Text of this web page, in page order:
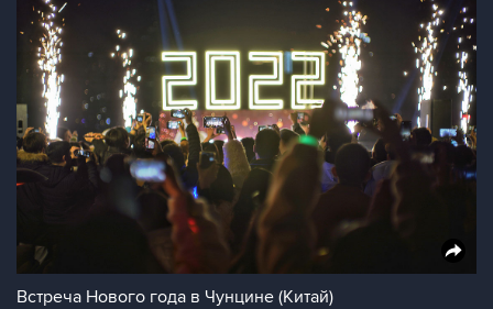
Встреча Нового года в Чунцине (Китай)